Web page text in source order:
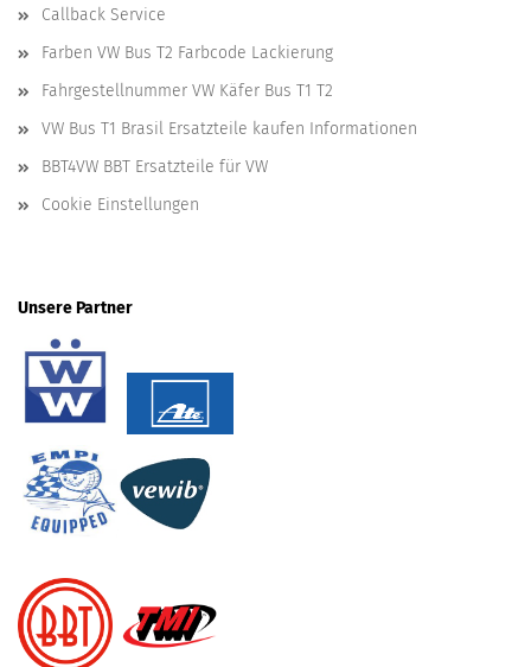
Callback Service
Farben VW Bus T2 Farbcode Lackierung
Fahrgestellnummer VW Käfer Bus T1 T2
VW Bus T1 Brasil Ersatzteile kaufen Informationen
BBT4VW BBT Ersatzteile für VW
Cookie Einstellungen
Unsere Partner